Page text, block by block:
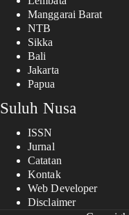
Manggarai Barat
NTB
Sikka
Bali
Jakarta
Papua
Suluh Nusa
ISSN
Jurnal
Catatan
Kontak
Web Developer
Disclaimer